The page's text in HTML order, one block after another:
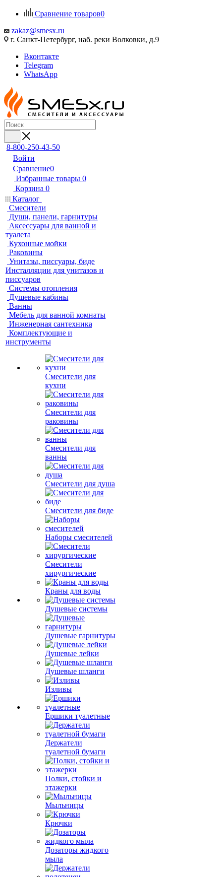
Сравнение товаров0
zakaz@smesx.ru
г. Санкт-Петербург, наб. реки Волковки, д.9
Вконтакте
Telegram
WhatsApp
8-800-250-43-50
Войти
Сравнение0
Избранные товары 0
Корзина 0
Каталог
Смесители
Души, панели, гарнитуры
Аксессуары для ванной и
туалета
Кухонные мойки
Раковины
Унитазы, писсуары, биде
Инсталляции для унитазов и
писсуаров
Системы отопления
Душевые кабины
Ванны
Мебель для ванной комнаты
Инженерная сантехника
Комплектующие и
инструменты
Смесители для
кухни
Смесители для
раковины
Смесители для
ванны
Смесители для душа
Смесители для биде
Наборы смесителей
Смесители
хирургические
Краны для воды
Душевые системы
Душевые гарнитуры
Душевые лейки
Душевые шланги
Изливы
Ершики туалетные
Держатели
туалетной бумаги
Полки, стойки и
этажерки
Мыльницы
Крючки
Дозаторы жидкого
мыла